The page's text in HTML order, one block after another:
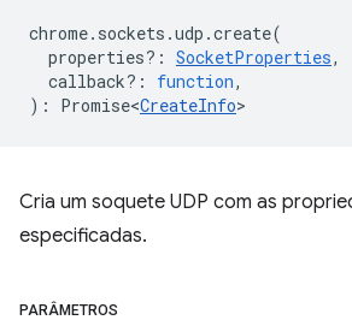
chrome. sockets .udp .create(
properties? : SocketProperties,
callback? : function,
) : Promise<CreateInfo>
Cria um soquete UDP com as
especificadas.
PARÂMETROS